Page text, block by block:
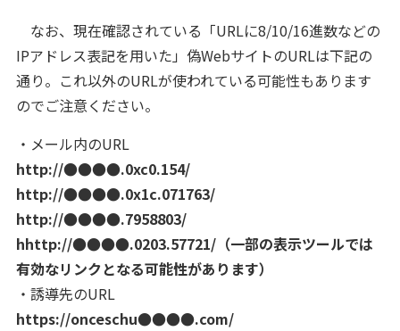
なお、現在確認されている「URLに8/10/16進数などの
IPアドレス表記を用いた」偽WebサイトのURLは下記の
通り。これ以外のURLが使われている可能性もあります
のでご注意ください。
・メール内のURL
http://●●●●.0xc0.154/
http://●●●●.0x1c.071763/
http://●●●●.7958803/
hhttp://●●●●.0203.57721/（一部の表示ツールでは
有効なリンクとなる可能性があります）
・誘導先のURL
https://onceschu●●●●.com/